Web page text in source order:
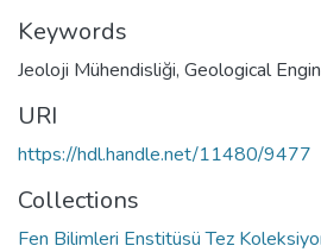
Keywords
Jeoloji Mühendisliği, Geological
URI
https://hdl.handle.net/11480/9477
Collections
Fen Bilimleri Enstitüsü Tez